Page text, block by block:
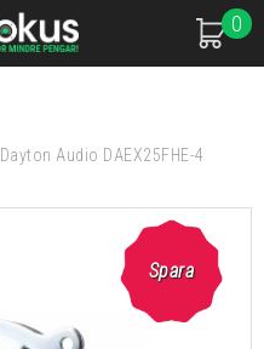
0
Dayton Audio DAEX25FHE-4
Spara